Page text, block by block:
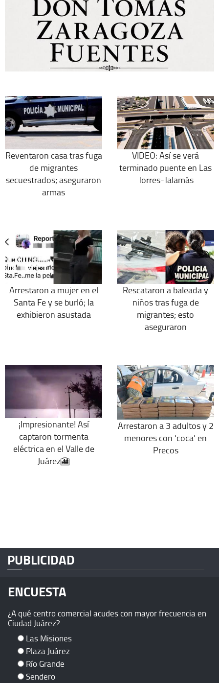
Reventaron casa tras fuga
de migrantes
secuestrados; aseguraron
armas
VIDEO: Así se verá
terminado puente en Las
Torres-Talamás
Arrestaron a mujer en el
Santa Fe y se burló; la
exhibieron asustada
Rescataron a baleada y
niños tras fuga de
migrantes; esto
aseguraron
¡Impresionante! Así
captaron tormenta
eléctrica en el Valle de
Juárez🎦
Arrestaron a 3 adultos y 2
menores con ‘coca’ en
Precos
PUBLICIDAD
ENCUESTA
¿A qué centro comercial acudes con mayor frecuencia en
Ciudad Juárez?
Las Misiones
Plaza Juárez
Río Grande
Sendero